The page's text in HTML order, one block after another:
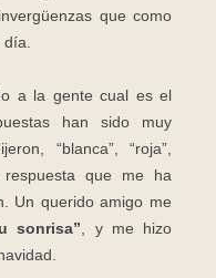
que como
a la gente cual es el
han sido muy
“blanca”, “roja”,
que me ha
Un querido amigo me
sonrisa” , y me hizo